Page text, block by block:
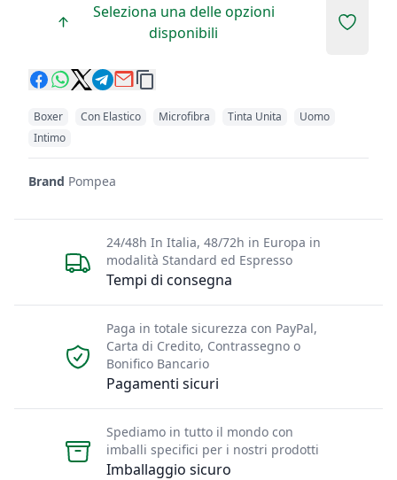
Seleziona una delle opzioni
disponibili
Add to
Boxer Con Elastico Microfibra Tinta Unita
Uomo
Intimo
Brand Pompea
Tempi di consegna
24/48h In Italia, 48/72h in Europa in
modalità Standard ed Espresso
Pagamenti sicuri
Paga in totale sicurezza con PayPal,
Carta di Credito, Contrassegno o
Bonifico Bancario
Imballaggio sicuro
Spediamo in tutto il mondo con
imballi specifici per i nostri prodotti